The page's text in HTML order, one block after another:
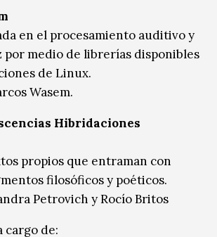
en el procesamiento auditivo y
por medio de librerías disponibles
de Linux.
Wasem.
Hibridaciones
propios que entraman con
filosóficos y poéticos.
Petrovich y Rocío Britos
cargo de: